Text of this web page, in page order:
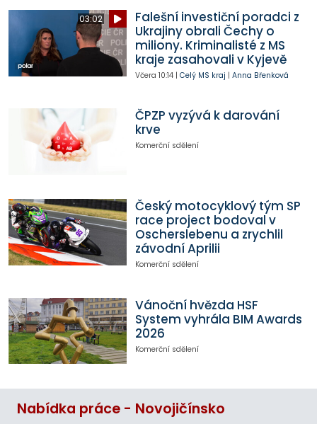
03:02
Falešní investiční poradci z
Ukrajiny obrali Čechy o
miliony. Kriminalisté z MS
kraje zasahovali v Kyjevě
Včera 10:14| Celý MS kraj | Anna Břenková
ČPZP vyzývá k darování
krve
Komerční sdělení
Český motocyklový tým SP
race project bodoval v
Oscherslebenu a zrychlil
závodní Aprilii
Komerční sdělení
Vánoční hvězda HSF
System vyhrála BIM Awards
2026
Komerční sdělení
Nabídka práce - Novojičínsko